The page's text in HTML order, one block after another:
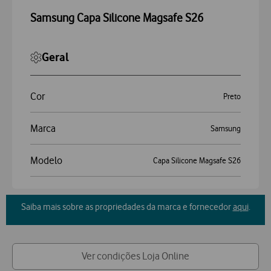
Características
Accordeon
Mais Características
Samsung Capa Silicone Magsafe S26
Cor Preto
Marca Samsung